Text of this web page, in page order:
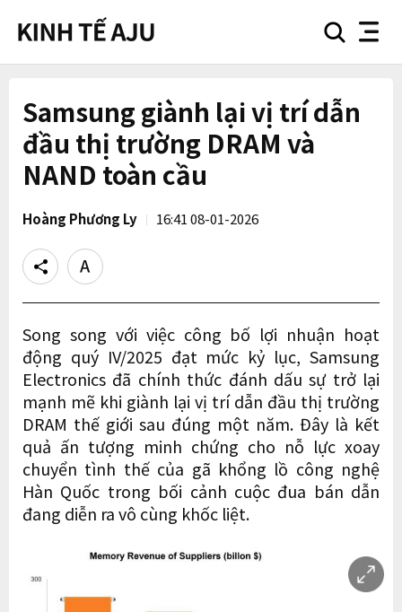
searchnav
Samsung giành lại vị trí dẫn
đầu thị trường DRAM và
NAND toàn cầu
Hoàng Phương Ly 16:41 08-01-2026
Share
Text
size
Song song với việc công bố lợi nhuận hoạt
động quý IV/2025 đạt mức kỷ lục, Samsung
Electronics đã chính thức đánh dấu sự trở lại
mạnh mẽ khi giành lại vị trí dẫn đầu thị trường
DRAM thế giới sau đúng một năm. Đây là kết
quả ấn tượng minh chứng cho nỗ lực xoay
chuyển tình thế của gã khổng lồ công nghệ
Hàn Quốc trong bối cảnh cuộc đua bán dẫn
đang diễn ra vô cùng khốc liệt.